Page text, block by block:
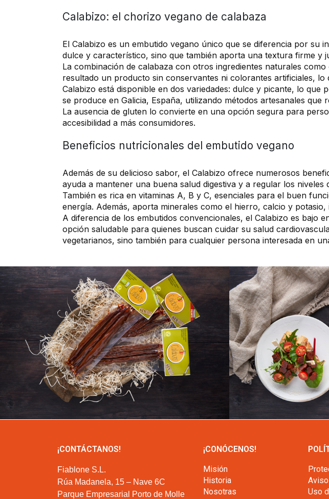
Calabizo: el chorizo vegano de calabaza
El Calabizo es un embutido vegano único que se diferencia por su
dulce y característico, sino que también aporta una textura firme y
La combinación de calabaza con otros ingredientes naturales
resultado un producto sin conservantes ni colorantes artificiales,
Calabizo está disponible en dos variedades: dulce y picante, lo que
se produce en Galicia, España, utilizando métodos artesanales
La ausencia de gluten lo convierte en una opción segura para
accesibilidad a más consumidores.
Beneficios nutricionales del embutido vegano
Además de su delicioso sabor, el Calabizo ofrece numerosos
ayuda a mantener una buena salud digestiva y a regular los niveles
También es rica en vitaminas A, B y C, esenciales para el buen
energía. Además, aporta minerales como el hierro, calcio y
A diferencia de los embutidos convencionales, el Calabizo es bajo
opción saludable para quienes buscan cuidar su salud
vegetarianos, sino también para cualquier persona interesada en
¡CONTÁCTANOS!
Fiablone S.L.
Rúa Madanela, 15 – Nave 6C
Parque Empresarial Porto de Molle
¡CONÓCENOS!
Misión
Historia
Nosotras
Uso